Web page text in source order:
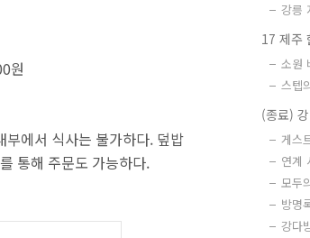
원
에서 식사는 불가하다. 덮밥
통해 주문도 가능하다.
강릉
17 제주
소원
스텝
(종료)
게스
연계
모두
방명
강다